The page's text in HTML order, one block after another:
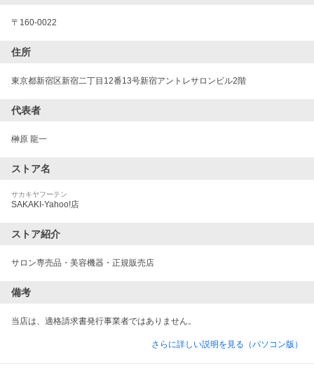
〒 160-0022
住所
東京都新宿区新宿二丁目12番13号新宿アントレサロンビル2階
代表者
榊原 龍一
ストア名
サカキヤフーテン
SAKAKI-Yahoo!店
ストア紹介
サロン専売品・美容機器・正規販売店
備考
当店は、適格請求書発行事業者ではありません。
さらに詳しい説明を見る（パソコン版）